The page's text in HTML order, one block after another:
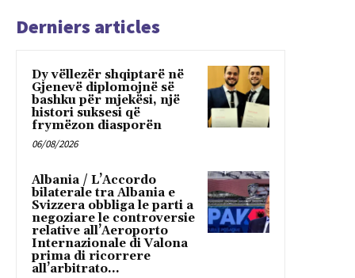
Derniers articles
Dy vëllezër shqiptarë në
Gjenevë diplomojnë së
bashku për mjekësi, një
histori suksesi që
frymëzon diasporën
06/08/2026
Albania / L’Accordo
bilaterale tra Albania e
Svizzera obbliga le parti a
negoziare le controversie
relative all’Aeroporto
Internazionale di Valona
prima di ricorrere
all’arbitrato...